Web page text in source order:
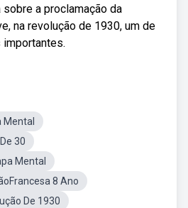
a proclamação da
na revolução de 1930, um de
Mental
30
Mental
8 Ano
De 1930